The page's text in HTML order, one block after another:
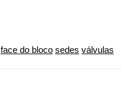
face do bloco sedes válvulas